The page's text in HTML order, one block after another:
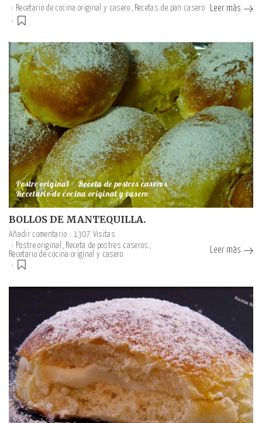
Recetario de cocina original y casero
Recetas de pan casero Leer más
Postre original Receta de postres caseros
Recetario de cocina original y casero
BOLLOS DE MANTEQUILLA.
Añadir comentario
1307 Visitas
Postre original
Receta de postres caseros
Recetario de cocina original y casero
Leer más